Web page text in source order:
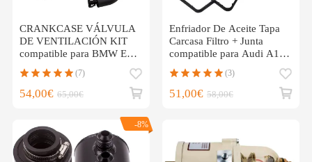
CRANKCASE VÁLVULA
DE VENTILACIÓN KIT
compatible para BMW E46
E39 E60 E61 E38 E65 E66
(7)
54,00€ 65,00€
Enfriador De Aceite Tapa
Carcasa Filtro + Junta
compatible para Audi A1
A4 A5 compatible para
VW Golf Sharan
(3)
51,00€ 58,00€
-8%